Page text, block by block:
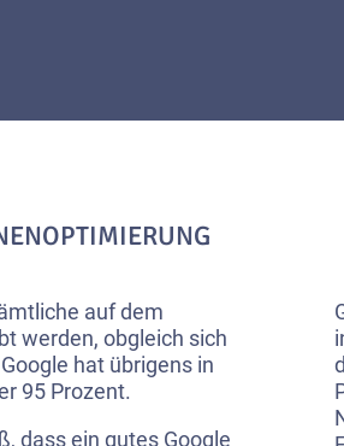
auf dem
werden, obgleich sich
hat übrigens in
95 Prozent.
dass ein gutes Google